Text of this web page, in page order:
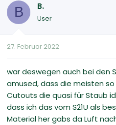
B B.
User
27. Februar 2022
war deswegen auch bei den
amused, dass die meisten
Cutouts die quasi für Staub
dass ich das vom S21U als
Material her gabs da Luft